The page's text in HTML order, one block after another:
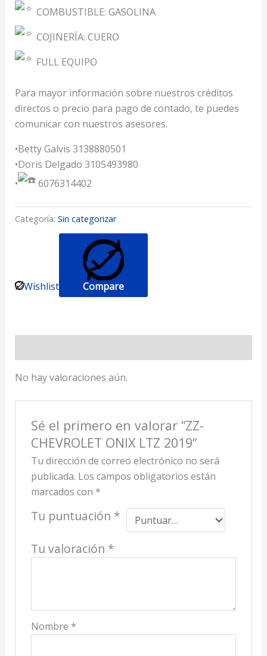
COMBUSTIBLE: GASOLINA
COJINERÍA: CUERO
FULL EQUIPO
Para mayor información sobre nuestros créditos
directos o precio para pago de contado, te puedes
comunicar con nuestros asesores.
•Betty Galvis 3138880501
•Doris Delgado 3105493980
•
6076314402
Categoría: Sin categorizar
Wishlist Compare
No hay valoraciones aún.
Sé el primero en valorar “ZZ-
CHEVROLET ONIX LTZ 2019”
Tu dirección de correo electrónico no será
publicada. Los campos obligatorios están
marcados con *
Tu puntuación *
Tu valoración *
Nombre *